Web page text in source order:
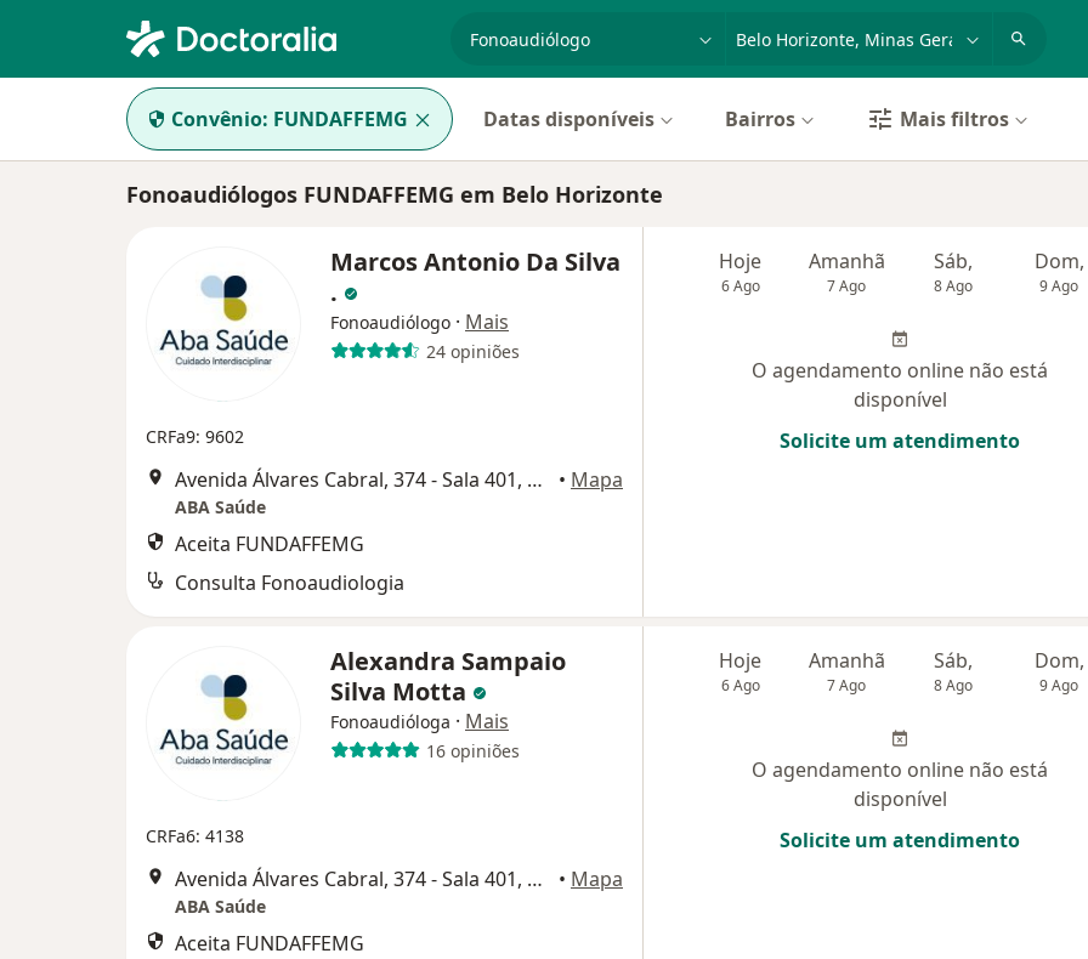
especialidade, doença ou nome
Convênio: FUNDAFFEMG Datas disponíveis Bairros Mais filtros
Fonoaudiólogos FUNDAFFEMG em Belo Horizonte
Marcos Antonio Da Silva
.
Fonoaudiólogo · Mais
24 opiniões
CRFa9: 9602
Avenida Álvares Cabral, 374 - Sala 401, Belo Horizonte • Mapa
ABA Saúde
Aceita FUNDAFFEMG
Consulta Fonoaudiologia
Hoje
6 Ago
Amanhã
7 Ago
Sáb,
8 Ago
Dom,
9 Ago
O agendamento online não está
disponível
Solicite um atendimento
Alexandra Sampaio
Silva Motta
Fonoaudióloga · Mais
16 opiniões
CRFa6: 4138
Avenida Álvares Cabral, 374 - Sala 401, Belo Horizonte • Mapa
ABA Saúde
Aceita FUNDAFFEMG
Hoje
6 Ago
Amanhã
7 Ago
Sáb,
8 Ago
Dom,
9 Ago
O agendamento online não está
disponível
Solicite um atendimento